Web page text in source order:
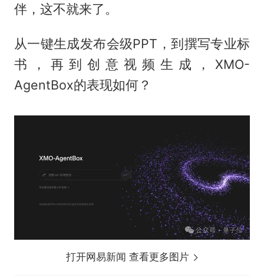
伴，这不就来了。
从一键生成发布会级PPT，到撰写专业标
书，再到创意视频生成，XMO-
AgentBox的表现如何？
打开网易新闻 查看更多图片